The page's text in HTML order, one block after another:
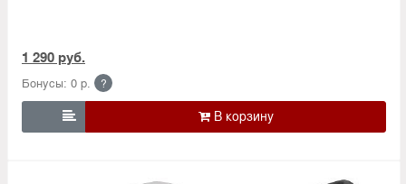
1 290 руб.
Бонусы: 0 р. ?
